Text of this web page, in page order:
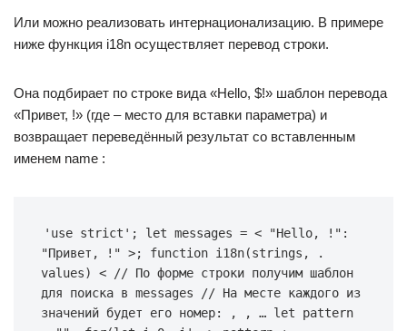
Или можно реализовать интернационализацию. В примере
ниже функция i18n осуществляет перевод строки.
Она подбирает по строке вида «Hello, $!» шаблон перевода
«Привет, !» (где – место для вставки параметра) и
возвращает переведённый результат со вставленным
именем name :
'use strict'; let messages = < "Hello, !":
"Привет, !" >; function i18n(strings, .
values) < // По форме строки получим шаблон
для поиска в messages // На месте каждого из
значений будет его номер: , , … let pattern